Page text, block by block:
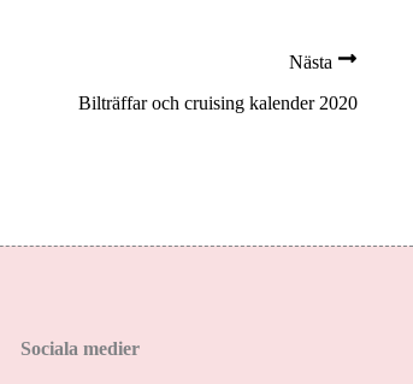
Nästa
Bilträffar och cruising kalender 2020
Sociala medier